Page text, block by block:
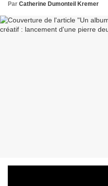
Par Catherine Dumonteil Kremer